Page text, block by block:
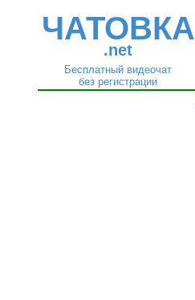
ЧАТОВКА
.net
Бесплатный видеочат
без регистрации